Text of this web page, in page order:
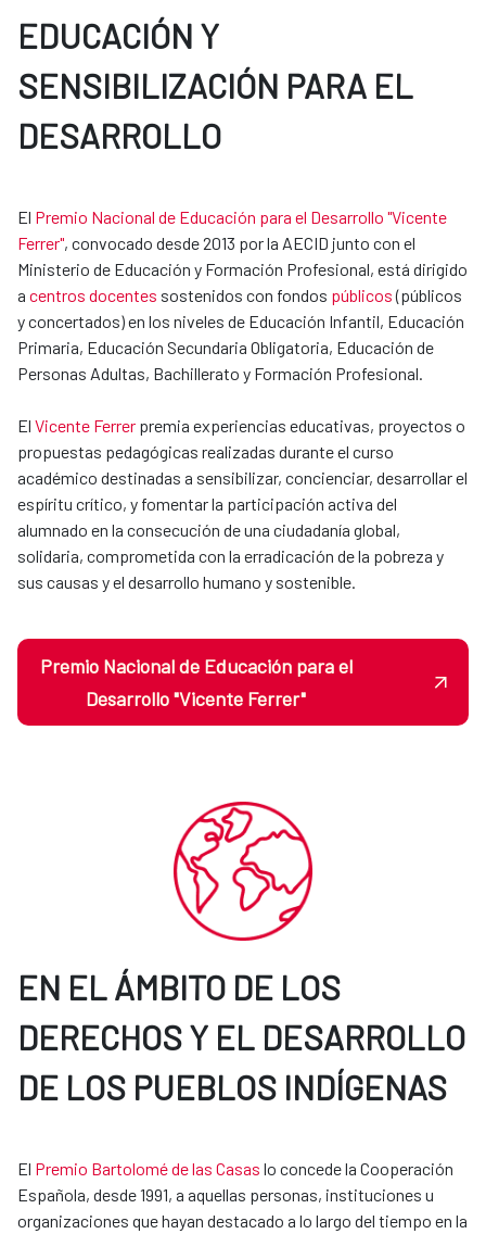
EDUCACIÓN Y
SENSIBILIZACIÓN PARA EL
DESARROLLO
El Premio Nacional de Educación para el Desarrollo "Vicente
Ferrer", convocado desde 2013 por la AECID junto con el
Ministerio de Educación y Formación Profesional, está dirigido
a centros docentes sostenidos con fondos públicos(públicos
y concertados) en los niveles de Educación Infantil, Educación
Primaria, Educación Secundaria Obligatoria, Educación de​​
Personas Adultas, Bachillerato y Formación Profesional.
El Vicente Ferrer premia experiencias educativas, proyectos o
propuestas pedagógicas realizadas durante el curso
académico destinadas a sensibilizar, concienciar, desarrollar el
espíritu crítico, y fomentar la participación activa del
alumnado en la consecución de una ciudadanía global,
solidaria, comprometida con la erradicación de la pobreza y
sus causas y el desarrollo humano y sostenible.
Premio Nacional de Educación para el
Desarrollo "Vicente Ferrer"
EN EL ÁMBITO DE LOS
DERECHOS Y EL DESARROLLO
DE LOS PUEBLOS INDÍGENAS
El Premio Bartolomé de las Casas lo concede la Cooperación
Española, desde 1991, a aquellas personas, instituciones u
organizaciones que hayan destacado a lo largo del tiempo en la